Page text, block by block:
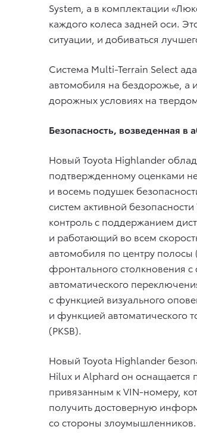
System, а в комплектации
каждого колеса задней оси.
ситуации, и добиваться
Cистема Multi-Terrain Select
автомобиля на бездорожье, а
дорожных условиях на
Безопасность, возведенная в
Новый Toyota Highlander
подтвержденному оценками
и восемь подушек
систем активной
контроль с поддержанием
и работающий во всем
автомобиля по центру полосы
фронтального столкновения
автоматического
с функцией визуального
и функцией автоматического
(PKSB).
Новый Toyota Highlander
Hilux и Alphard он
привязанным к VIN-номеру,
получить достоверную
со стороны злоумышленников.